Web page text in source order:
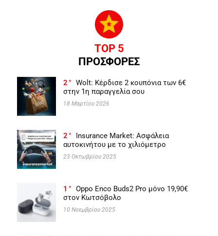
TOP 5
ΠΡΟΣΦΟΡΕΣ
2
Wolt: Κέρδισε 2 κουπόνια των 6€
στην 1η παραγγελία σου
18 Μαρτίου 2026
2
Insurance Market: Ασφάλεια
αυτοκινήτου με το χιλιόμετρο
23 Οκτωβρίου 2025
1
Oppo Enco Buds2 Pro μόνο 19,90€
στον Κωτσόβολο
10 Νοεμβρίου 2025